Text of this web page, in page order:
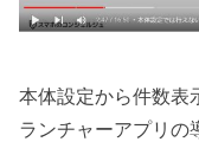
本体設定から件数表
ランチャーアプリの